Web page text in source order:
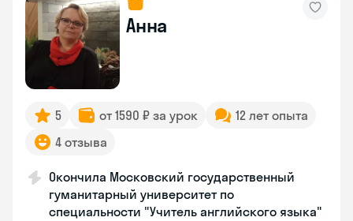
Анна
5 от 1590 ₽ за урок
12 лет опыта
4 отзыва
Окончила Московский государственный
гуманитарный университет по
специальности "Учитель английского языка"